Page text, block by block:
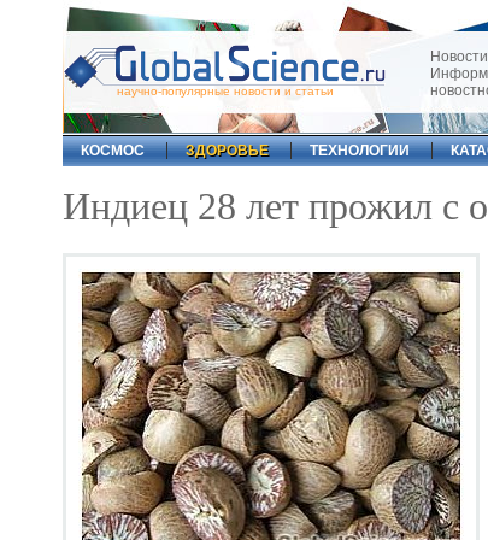
научно-популярные новости и статьи
КОСМОС
ЗДОРОВЬЕ ТЕХНОЛОГИИ
Индиец 28 лет прожил с